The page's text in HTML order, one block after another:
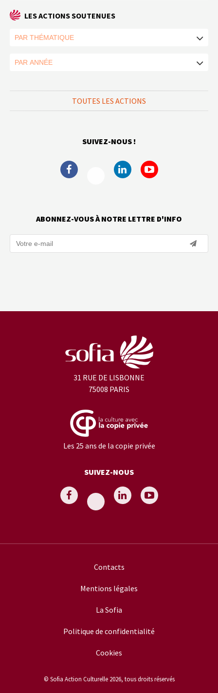
LES ACTIONS SOUTENUES
TOUTES LES ACTIONS
SUIVEZ-NOUS !
ABONNEZ-VOUS À NOTRE LETTRE D'INFO
31 RUE DE LISBONNE
75008 PARIS
Les 25 ans de la copie privée
SUIVEZ-NOUS
Contacts
Mentions légales
La Sofia
Politique de confidentialité
Cookies
© Sofia Action Culturelle 2026, tous droits réservés